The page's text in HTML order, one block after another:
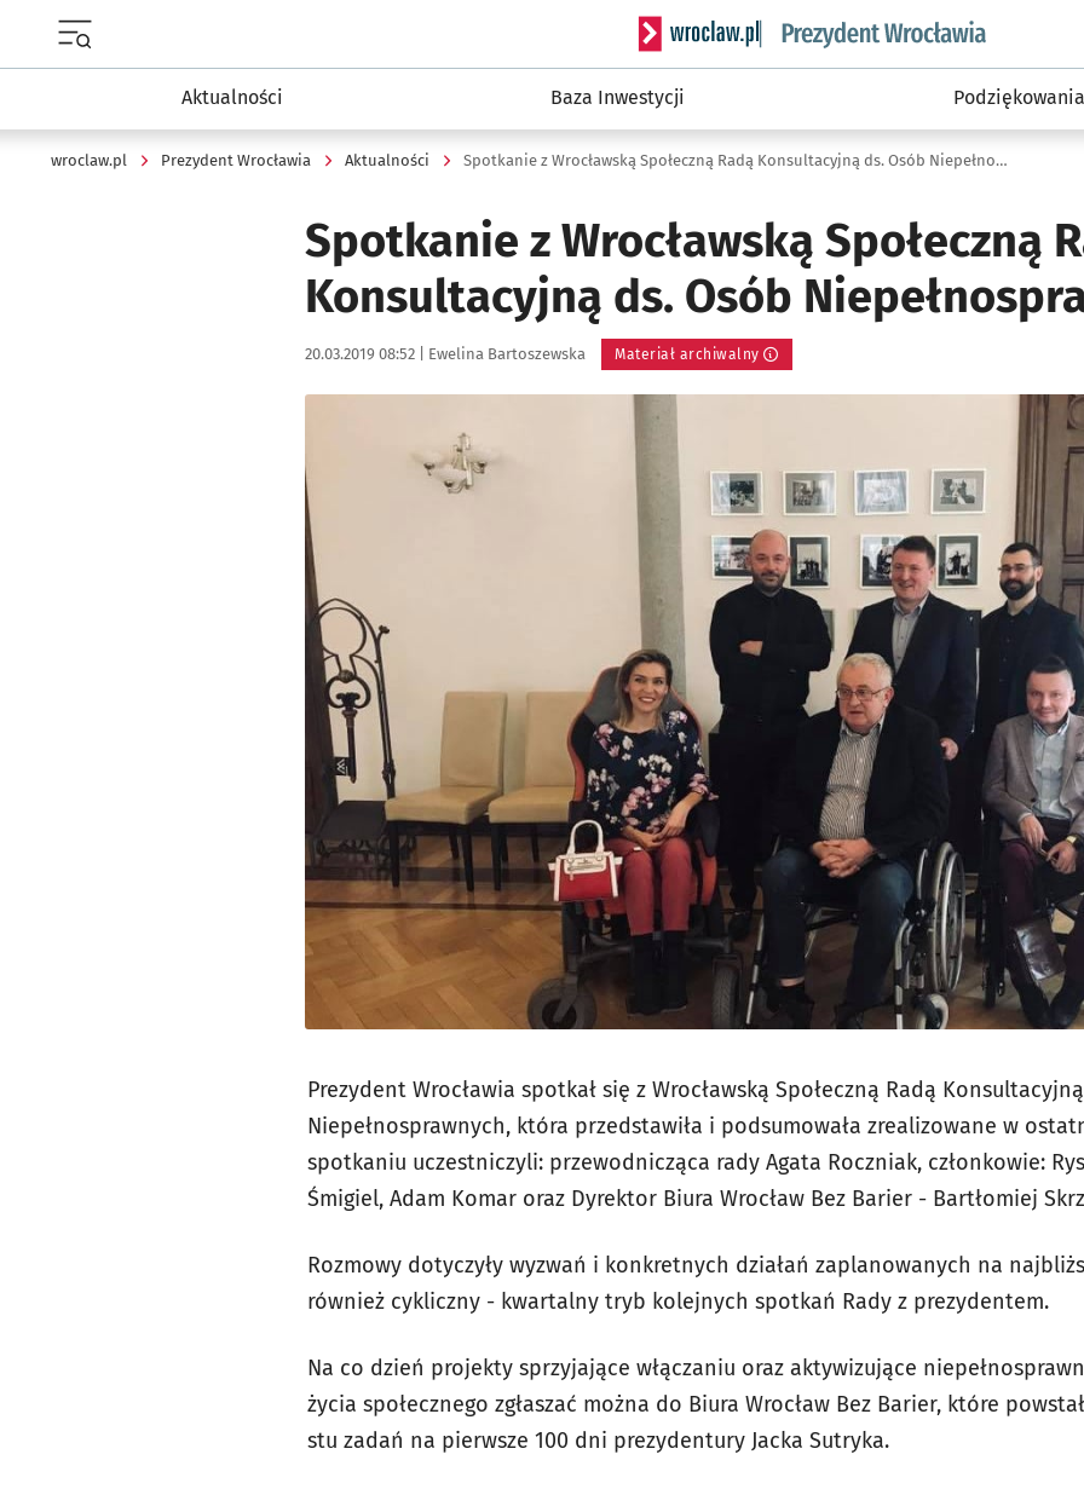
Serwis informacyjny wroclaw.pl podserwis:
Aktualności Baza Inwestycji Podziękowania
wroclaw.pl Prezydent Wrocławia Aktualności Spotkanie z Wrocławską Społeczną Radą Konsultacyjną ds. Osób Niepełnosprawnych
Spotkanie z Wrocławską Społeczną
Konsultacyjną ds. Osób
Data publikacji:
20.03.2019 08:52 | Autor:
Ewelina Bartoszewska Materiał archiwalny
Prezydent Wrocławia spotkał się z Wrocławską Społeczną Radą
Niepełnosprawnych, która przedstawiła i podsumowała zrealizowane w
spotkaniu uczestniczyli: przewodnicząca rady Agata Roczniak, członkowie:
Śmigiel, Adam Komar oraz Dyrektor Biura Wrocław Bez Barier - Bartłomiej
Rozmowy dotyczyły wyzwań i konkretnych działań zaplanowanych na
również cykliczny - kwartalny tryb kolejnych spotkań Rady z prezydentem.
Na co dzień projekty sprzyjające włączaniu oraz aktywizujące
życia społecznego zgłaszać można do Biura Wrocław Bez Barier, które
stu zadań na pierwsze 100 dni prezydentury Jacka Sutryka.